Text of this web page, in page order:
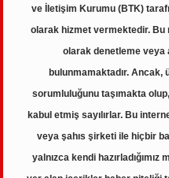
ve İletişim Kurumu (BTK)
olarak hizmet vermektedir.
olarak denetleme veya
bulunmamaktadır. Ancak,
sorumluluğunu taşımakta
kabul etmiş sayılırlar. Bu
veya şahıs şirketi ile hiçbir
yalnızca kendi